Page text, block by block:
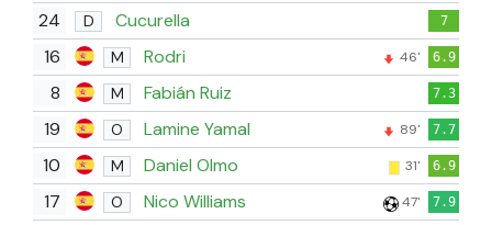
24 D Cucurella 7
16 M Rodri 46' 6.9
8 M Fabián Ruiz 7.3
19 O Lamine Yamal 89' 7.7
10 M Daniel Olmo 31' 6.9
17 O Nico Williams 47' 7.9